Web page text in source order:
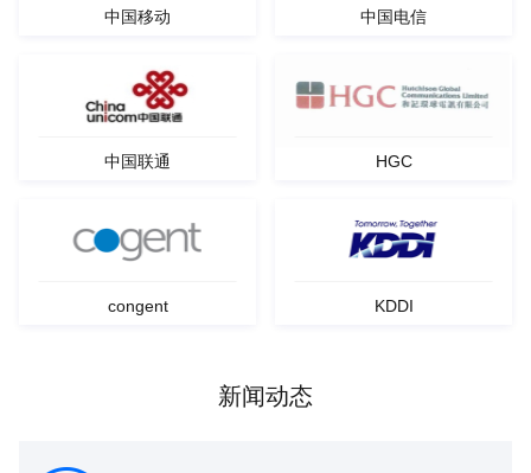
中国移动 中国电信
中国联通 HGC
congent KDDI
新闻动态